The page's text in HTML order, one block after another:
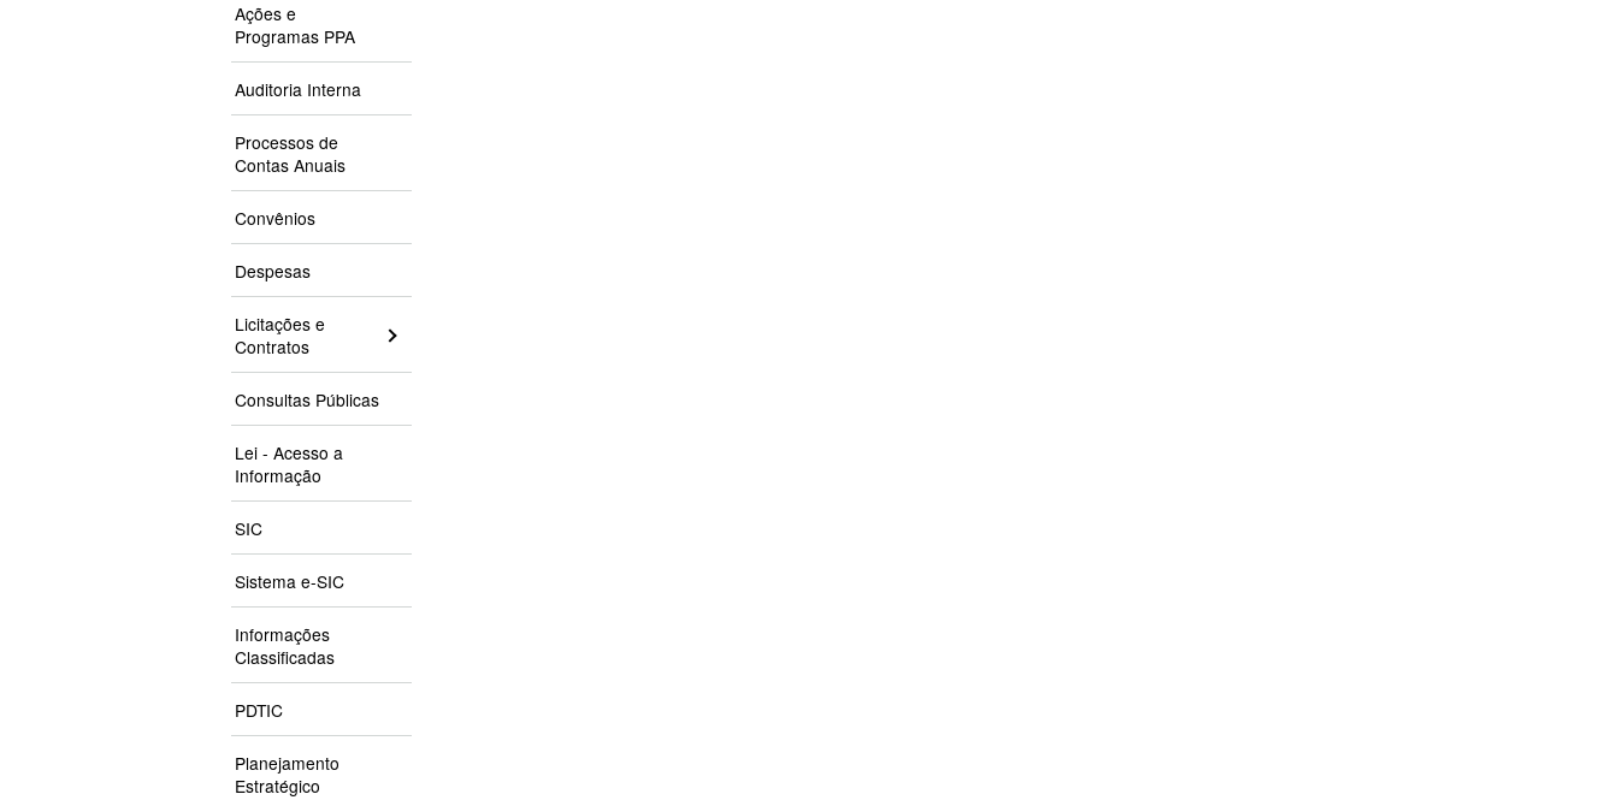
Ações e
Programas PPA
Auditoria Interna
Processos de
Contas Anuais
Convênios
Despesas
Licitações e
Contratos
Consultas Públicas
Lei - Acesso a
Informação
SIC
Sistema e-SIC
Informações
Classificadas
PDTIC
Planejamento
Estratégico